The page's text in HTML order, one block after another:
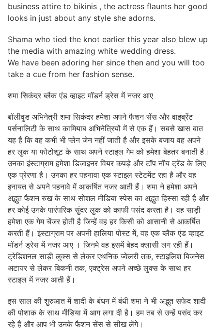
business attire to bikinis , the actress flaunts her good
looks in just about any style she adorns.
Shama who tied the knot earlier this year also blew up
the media with amazing white wedding dress.
We have been adoring her since then and you will too
take a cue from her fashion sense.
शमा सिकंदर ब्लैक एंड व्हाइट मॉडर्न ड्रेस में नजर आए
बॉलीवुड अभिनेत्री शमा सिकंदर हमेशा अपने फैशन सेंस और वाइब्रेंट
पर्सनालिटी के साथ कामियाब अभिनेत्रियों में से एक हैं। सबसे खास बात
यह है कि वह कभी भी प्लेन जेन नहीं जाती है और इसके बजाय वह अपने
हर लुक या फोटोशूट के साथ अपने स्टाइल गेम को हमेशा बेहतर बनाती है।
उनका इंस्टाग्राम हमेशा डिजाइनर वियर कपड़े और टॉप नॉच ट्रेंड के लिए
एक प्रेरणा है। उनका हर पहनावा एक स्टाइल स्टेटमेंट रहा है और वह
इनायत से अपने पहनावे में आकर्षित नजर आती हैं। शमा ने हमेशा अपने
अद्भुत फैशन रुख के साथ सोशल मीडिया स्पेस का अद्भुत हिस्सा रही है और
हर कोई उनके पारंपरिक सुंदर लुक को काफी पसंद करता है। वह साड़ी
हमेशा एक गेम चेंजर होती है जिन्हें वह हर किसी को आसानी से आकर्षित
करती हैं। इंस्टाग्राम पर अपनी हालिया पोस्ट में, वह एक ब्लैक एंड व्हाइट
मॉडर्न ड्रेस में नजर आए । जिनमे वह इसमें बेहद क्लासी लग रही हैं।
ट्रेडिशनल साड़ी लुक्स से लेकर एथनिक ज्वेलरी तक, स्टाइलिश बिजनेस
अटायर से लेकर बिकनी तक, एक्ट्रेस अपने अच्छे लुक्स के साथ हर
स्टाइल में नजर आती हैं।
इस साल की शुरुआत में शादी के बंधन में बंधी शमा ने भी अद्भुत सफेद शादी
की पोशाक के साथ मीडिया में आग लगा दी है। हम तब से उन्हें पसंद कर
रहे हैं और आप भी उनके फैशन सेंस से सीख लेंगे।